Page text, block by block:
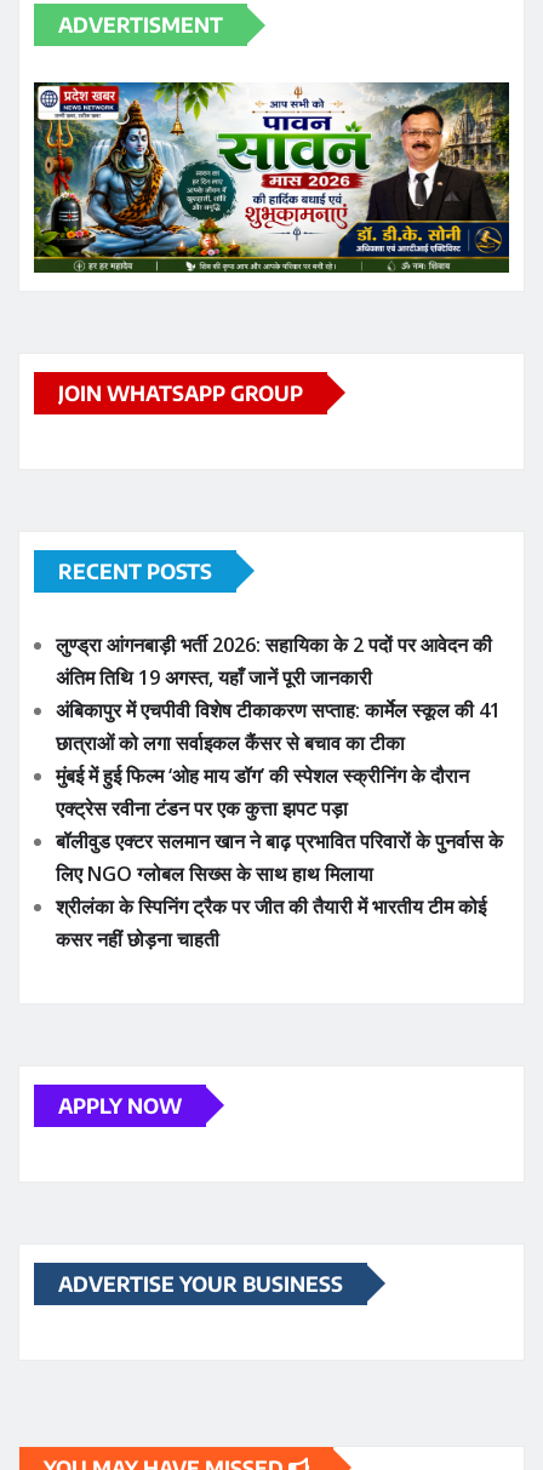
ADVERTISMENT
JOIN WHATSAPP GROUP
RECENT POSTS
लुण्ड्रा आंगनबाड़ी भर्ती 2026: सहायिका के 2 पदों पर आवेदन की
अंतिम तिथि 19 अगस्त, यहाँ जानें पूरी जानकारी
अंबिकापुर में एचपीवी विशेष टीकाकरण सप्ताह: कार्मेल स्कूल की 41
छात्राओं को लगा सर्वाइकल कैंसर से बचाव का टीका
मुंबई में हुई फिल्म ‘ओह माय डॉग’ की स्पेशल स्क्रीनिंग के दौरान
एक्ट्रेस रवीना टंडन पर एक कुत्ता झपट पड़ा
बॉलीवुड एक्टर सलमान खान ने बाढ़ प्रभावित परिवारों के पुनर्वास के
लिए NGO ग्लोबल सिख्स के साथ हाथ मिलाया
श्रीलंका के स्पिनिंग ट्रैक पर जीत की तैयारी में भारतीय टीम कोई
कसर नहीं छोड़ना चाहती
APPLY NOW
ADVERTISE YOUR BUSINESS